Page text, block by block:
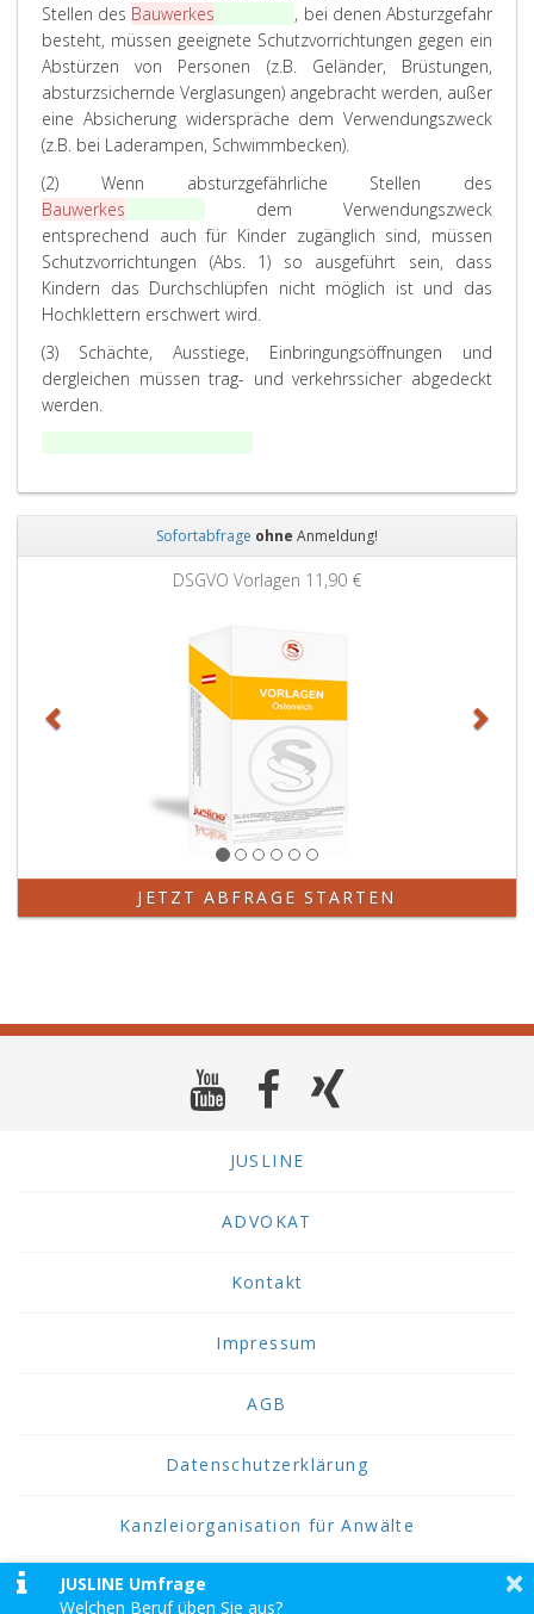
Stellen des Bauwerkes
, bei denen Absturzgefahr
besteht, müssen geeignete Schutzvorrichtungen gegen ein
Abstürzen von Personen (z.B. Geländer, Brüstungen,
absturzsichernde Verglasungen) angebracht werden, außer
eine Absicherung widerspräche dem Verwendungszweck
(z.B. bei Laderampen, Schwimmbecken).
(2) Wenn absturzgefährliche Stellen des
Bauwerkes
dem Verwendungszweck
entsprechend auch für Kinder zugänglich sind, müssen
Schutzvorrichtungen (Abs. 1) so ausgeführt sein, dass
Kindern das Durchschlüpfen nicht möglich ist und das
Hochklettern erschwert wird.
(3) Schächte, Ausstiege, Einbringungsöffnungen und
dergleichen müssen trag- und verkehrssicher abgedeckt
werden.
Sofortabfrage ohne Anmeldung!
DSGVO Vorlagen 11,90 €
JETZT ABFRAGE STARTEN
JUSLINE
ADVOKAT
Kontakt
Impressum
AGB
Datenschutzerklärung
Kanzleiorganisation für Anwälte
×
JUSLINE Umfrage
Welchen Beruf üben Sie aus?